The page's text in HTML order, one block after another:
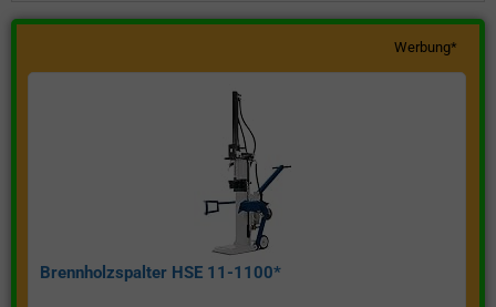
Werbung*
Brennholzspalter HSE 11-1100*